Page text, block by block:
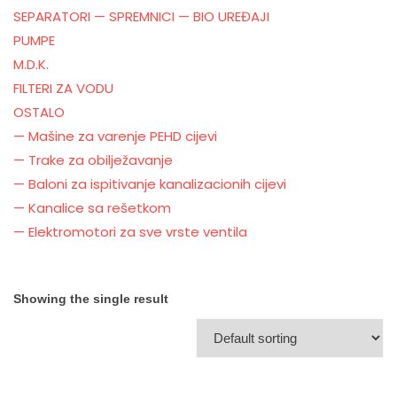
SEPARATORI — SPREMNICI — BIO UREĐAJI
PUMPE
M.D.K.
FILTERI ZA VODU
OSTALO
— Mašine za varenje PEHD cijevi
— Trake za obilježavanje
— Baloni za ispitivanje kanalizacionih cijevi
— Kanalice sa rešetkom
— Elektromotori za sve vrste ventila
Showing the single result